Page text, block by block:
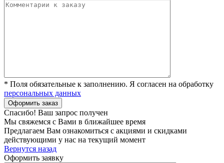
* Поля обязательные к заполнению. Я согласен на обработку
персональных данных
Спасибо! Ваш запрос получен
Мы свяжемся с Вами в ближайшее время
Предлагаем Вам ознакомиться с акциями и скидками
действующими у нас на текущий момент
Вернутся назад
Оформить заявку